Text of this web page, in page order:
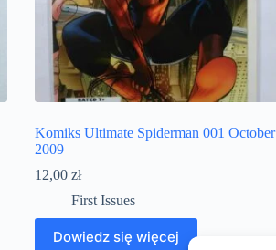
Komiks Ultimate Spiderman 001 October
2009
12,00 zł
First Issues
Dowiedz się więcej